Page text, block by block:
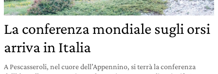
La conferenza mondiale sugli orsi
arriva in Italia
A Pescasseroli, nel cuore dell’Appennino, si terrà la conferenza